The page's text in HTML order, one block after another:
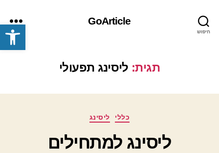
פתח סרגל נגישות חיפוש
GoArticle
תפריט
תגית: ליסינג תפעולי
קטגוריות כללי ליסינג
ליסינג למתחילים